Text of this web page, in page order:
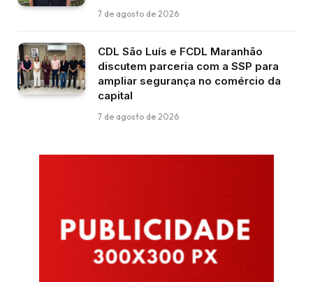
7 de agosto de 2026
CDL São Luís e FCDL Maranhão
discutem parceria com a SSP para
ampliar segurança no comércio da
capital
7 de agosto de 2026